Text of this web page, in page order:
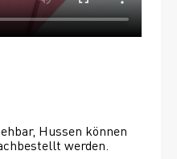
Hussen können
werden.